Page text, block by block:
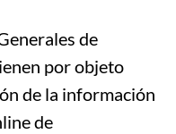
de
por objeto
de la información
de